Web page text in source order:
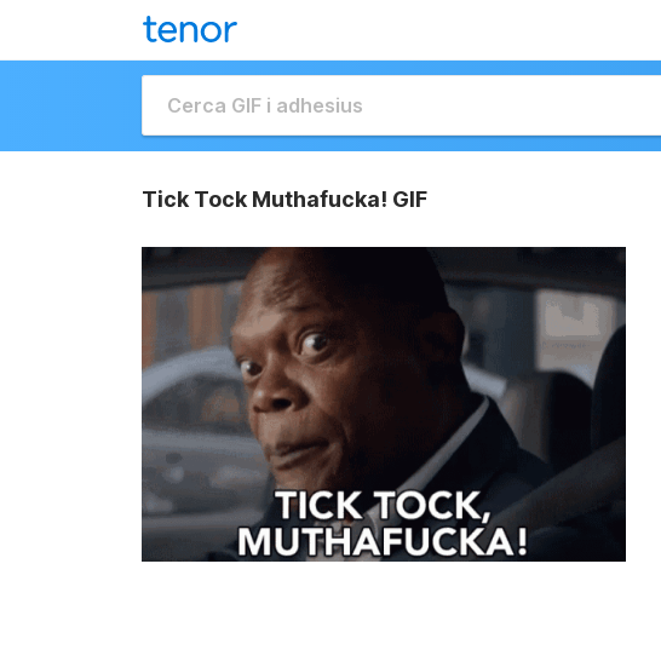
Tick Tock Muthafucka! GIF